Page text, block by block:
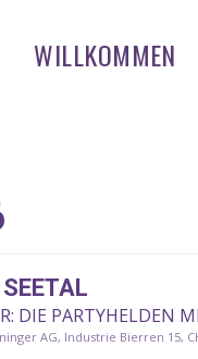
WILLKOMMEN
DIE PARTYHELDEN
AG, Industrie Bierren 15,